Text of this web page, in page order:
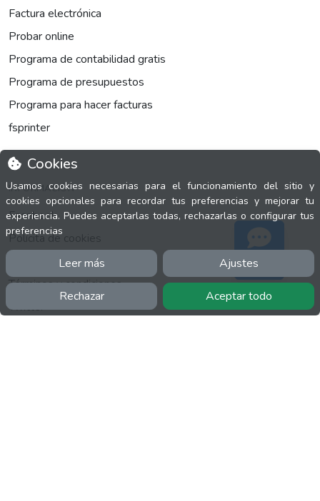
Cookies
Usamos cookies necesarias para el funcionamiento del sitio y
cookies opcionales para recordar tus preferencias y mejorar tu
experiencia. Puedes aceptarlas todas, rechazarlas o configurar tus
preferencias
Leer más Ajustes
Rechazar Aceptar todo
Factura electrónica
Probar online
Programa de contabilidad gratis
Programa de presupuestos
Programa para hacer facturas
fsprinter
INFORMACIÓN
Facebook
Polícita de cookies
Política de privacidad
Términos y condiciones
Twitter
Soporte